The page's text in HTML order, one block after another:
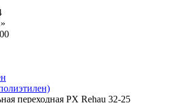
переходная PX Rehau 32-25